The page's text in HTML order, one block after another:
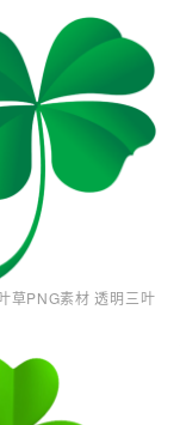
草PNG素材 透明三叶